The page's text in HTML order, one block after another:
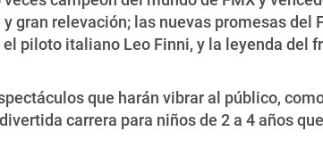
gran relevación; las nuevas promesas del
piloto italiano Leo Finni, y la leyenda del
que harán vibrar al público, como
carrera para niños de 2 a 4 años